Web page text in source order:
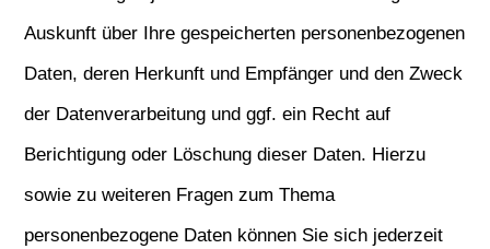
Auskunft über Ihre gespeicherten personenbezogenen
Daten, deren Herkunft und Empfänger und den Zweck
der Datenverarbeitung und ggf. ein Recht auf
Berichtigung oder Löschung dieser Daten. Hierzu
sowie zu weiteren Fragen zum Thema
personenbezogene Daten können Sie sich jederzeit